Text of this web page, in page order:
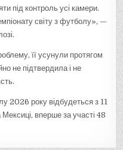
під контроль усі камери.
світу з футболу», —
її усунули протягом
не підтвердила і не
2026 року відбудеться з 11
вперше за участі 48